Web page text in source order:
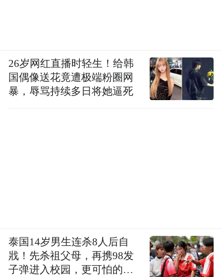
26岁网红直播时轻生！给韩
国偶像送花竟遭极端粉圈网
暴，辱骂持续多日将她逼死
泰国14岁男生连杀8人后自
戕！先杀祖父母，再携98发
子弹进入校园，更可怕的细